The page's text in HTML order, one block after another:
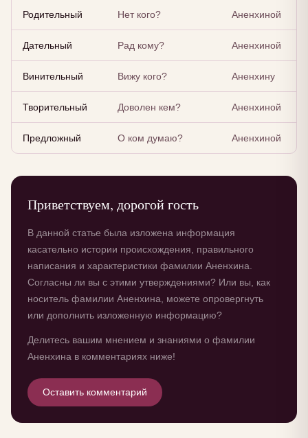
Родительный Нет кого? Аненхиной
Дательный Рад кому? Аненхиной
Винительный Вижу кого? Аненхину
Творительный Доволен кем? Аненхиной
Предложный О ком думаю? Аненхиной
Приветствуем, дорогой гость
В данной статье была изложена информация
касательно истории происхождения, правильного
написания и характеристики фамилии Аненхина.
Согласны ли вы с этими утверждениями? Или вы, как
носитель фамилии Аненхина, можете опровергнуть
или дополнить изложенную информацию?
Делитесь вашим мнением и знаниями о фамилии
Аненхина в комментариях ниже!
Оставить комментарий